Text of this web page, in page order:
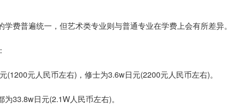
学费普遍统一，但艺术类专业则与普通专业在学费上会有所差异。
(1200元人民币左右)，修士为3.6w日元(2200元人民币左右)。
33.8w日元(2.1W人民币左右)。